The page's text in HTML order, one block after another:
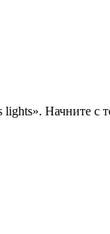
Начните с